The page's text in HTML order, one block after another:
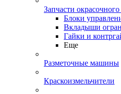
Запчасти
Блоки
Вкладыши
Гайки и
Еще
Разметочные машины
Краскоизмельчители